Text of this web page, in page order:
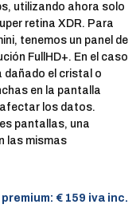
utilizando ahora solo
retina XDR. Para
tenemos un panel de
FullHD+. En el caso
dañado el cristal o
en la pantalla
los datos.
pantallas, una
las mismas
€ 159 iva inc.